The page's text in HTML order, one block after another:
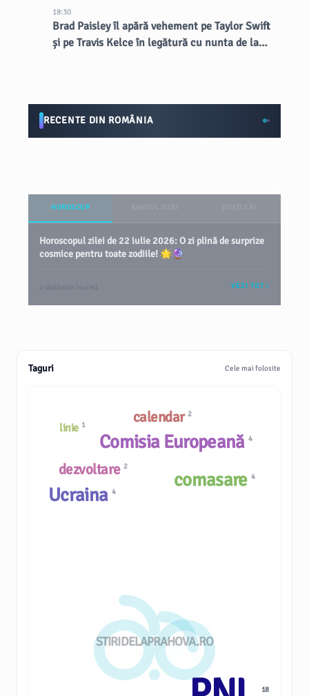
18:30
Brad Paisley îl apără vehement pe Taylor Swift
și pe Travis Kelce în legătură cu nunta de la
RECENTE DIN ROMÂNIA
HOROSCOP
Horoscopul zilei de 22 iulie 2026: O zi plină de surprize
cosmice pentru toate zodiile! 🌟🔮
2 săptămâni în urmă VEZI TOT
Taguri Cele mai folosite
STIRIDELAPRAHOVA.RO
dezvoltare 2
18
linie 1
Ucraina 4
comasare 4
calendar 2
Comisia Europeană 4